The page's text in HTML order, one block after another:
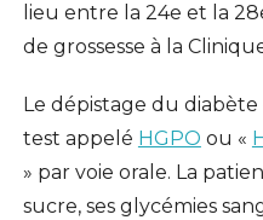
lieu entre la 24e et la
de grossesse à la
Le dépistage du diabète
test appelé HGPO ou «
» par voie orale. La
sucre, ses glycémies